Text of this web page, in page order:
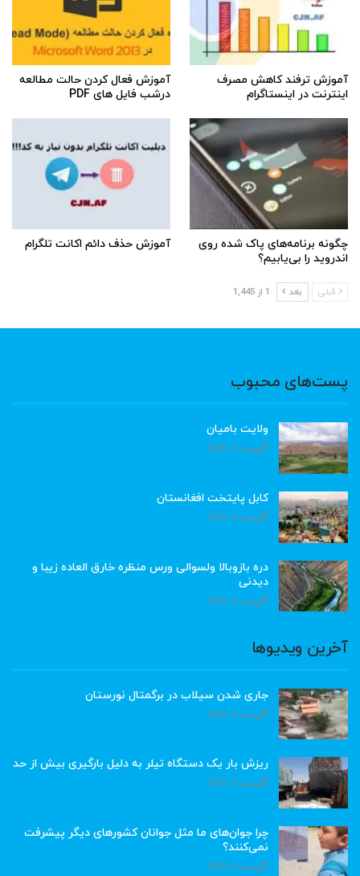
آموزش ترفند کاهش مصرف
اینترنت در اینستاگرام
آموزش فعال کردن حالت مطالعه
درشب فایل های PDF
چگونه برنامه‌های پاک شده روی
اندروید را بی‌یابیم؟
آموزش حذف دائم اکانت تلگرام
قبلی بعد 1 از 1,445
پست‌های محبوب
ولایت بامیان
آگوست 6, 2026
کابل پایتخت افغانستان
آگوست 6, 2026
دره بازوبالا ولسوالی ورس منظره خارق العاده زیبا و
دیدنی
آگوست 6, 2026
آخرین ویدیوها
جاری شدن سیلاب در برگمتال نورستان
آگوست 6, 2026
ریزش بار یک دستگاه تیلر به دلیل بارگیری بیش از حد
آگوست 6, 2026
چرا جوان‌های ما مثل جوانان کشورهای دیگر پیشرفت
نمی‌کنند؟
آگوست 6, 2026